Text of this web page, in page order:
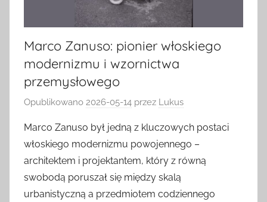
Marco Zanuso: pionier włoskiego
modernizmu i wzornictwa
przemysłowego
Opublikowano 2026-05-14 przez Lukus
Marco Zanuso był jedną z kluczowych postaci
włoskiego modernizmu powojennego –
architektem i projektantem, który z równą
swobodą poruszał się między skalą
urbanistyczną a przedmiotem codziennego